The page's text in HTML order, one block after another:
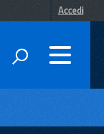
Accedi